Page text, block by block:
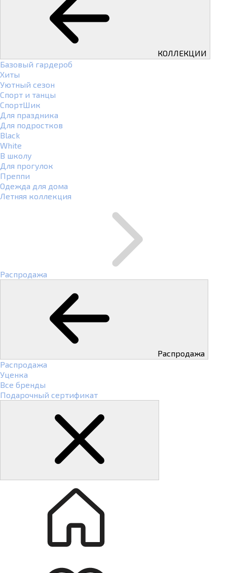
КОЛЛЕКЦИИ
Базовый гардероб
Хиты
Уютный сезон
Спорт и танцы
СпортШик
Для праздника
Для подростков
Black
White
В школу
Для прогулок
Преппи
Одежда для дома
Летняя коллекция
Распродажа
Распродажа
Распродажа
Уценка
Все бренды
Подарочный сертификат